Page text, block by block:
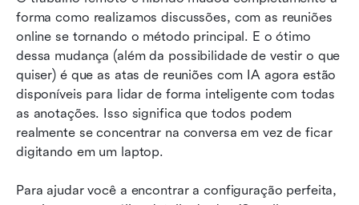
forma como realizamos discussões, com as reuniões
online se tornando o método principal. E o ótimo
dessa mudança (além da possibilidade de vestir o que
quiser) é que as atas de reuniões com IA agora estão
disponíveis para lidar de forma inteligente com todas
as anotações. Isso significa que todos podem
realmente se concentrar na conversa em vez de ficar
digitando em um laptop.
Para ajudar você a encontrar a configuração perfeita,
Top 10 soluções de atas de reuniões com IA em
Como selecionamos e testamos soluções de
ata de reunião com IA
Quais são os benefícios das atas de reunião
com IA?
Como escolher uma solução de ata de reunião